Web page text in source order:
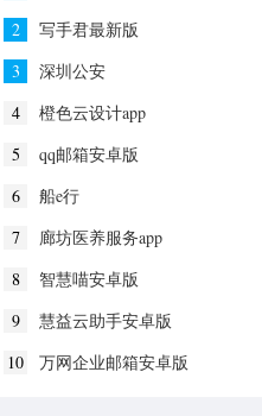
2
写手君最新版
3
深圳公安
4
橙色云设计app
5
qq邮箱安卓版
6
船e行
7
廊坊医养服务app
8
智慧喵安卓版
9
慧益云助手安卓版
10
万网企业邮箱安卓版